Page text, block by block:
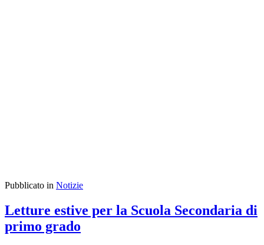
Pubblicato in Notizie
Letture estive per la Scuola Secondaria di
primo grado